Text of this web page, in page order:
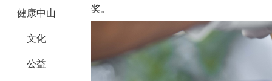
健康中山
文化
公益
奖。